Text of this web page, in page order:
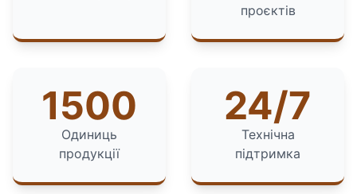
проєктів
1500
Одиниць
продукції
24/7
Технічна
підтримка